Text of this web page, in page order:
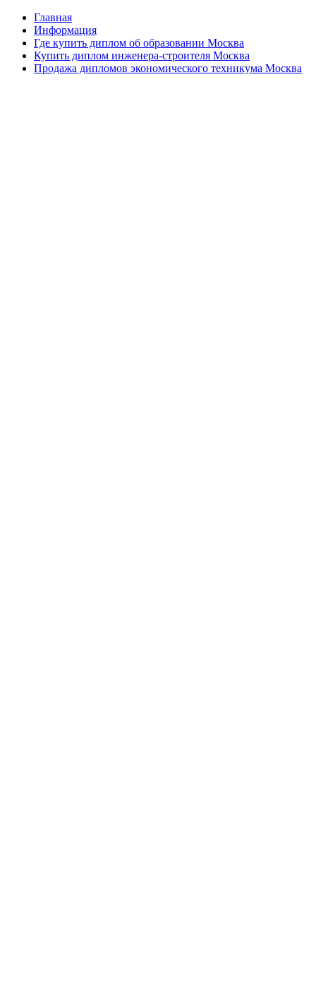
Главная
Информация
Где купить диплом об образовании Москва
Купить диплом инженера-строителя Москва
Продажа дипломов экономического техникума Москва